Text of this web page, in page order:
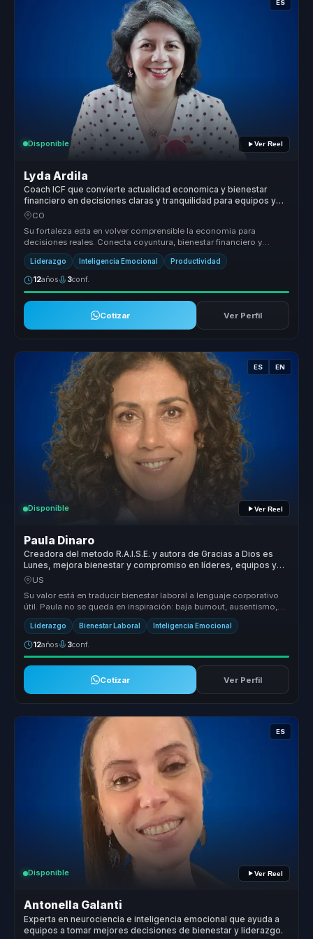
ES
Disponible Ver Reel
Lyda Ardila
Coach ICF que convierte actualidad economica y bienestar
financiero en decisiones claras y tranquilidad para equipos y
lideres.
CO
Su fortaleza esta en volver comprensible la economia para
decisiones reales. Conecta coyuntura, bienestar financiero y
habitos cotidianos...
Liderazgo Inteligencia Emocional Productividad
12años 3conf.
Cotizar Ver Perfil
ES EN
Disponible Ver Reel
Paula Dinaro
Creadora del metodo R.A.I.S.E. y autora de Gracias a Dios es
Lunes, mejora bienestar y compromiso en líderes, equipos y
empresas.
US
Su valor está en traducir bienestar laboral a lenguaje corporativo
útil. Paula no se queda en inspiración: baja burnout, ausentismo,
renu...
Liderazgo Bienestar Laboral Inteligencia Emocional
12años 3conf.
Cotizar Ver Perfil
ES
Disponible Ver Reel
Antonella Galanti
Experta en neurociencia e inteligencia emocional que ayuda a
equipos a tomar mejores decisiones de bienestar y liderazgo.